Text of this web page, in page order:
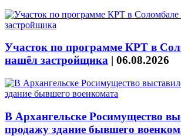
Участок по программе КРТ в
нашёл застройщика | 06.08.2026
В Архангельске Росимущество
продажу здание бывшего